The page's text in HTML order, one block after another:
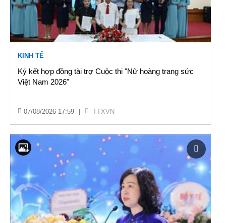
KINH TẾ
Ký kết hợp đồng tài trợ Cuộc thi "Nữ hoàng trang sức
Việt Nam 2026"
07/08/2026 17:59 TTXVN